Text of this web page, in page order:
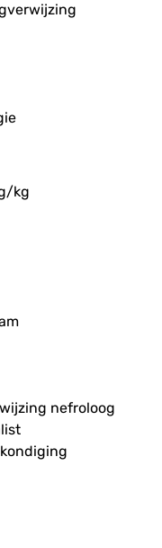
kg
nefroloog